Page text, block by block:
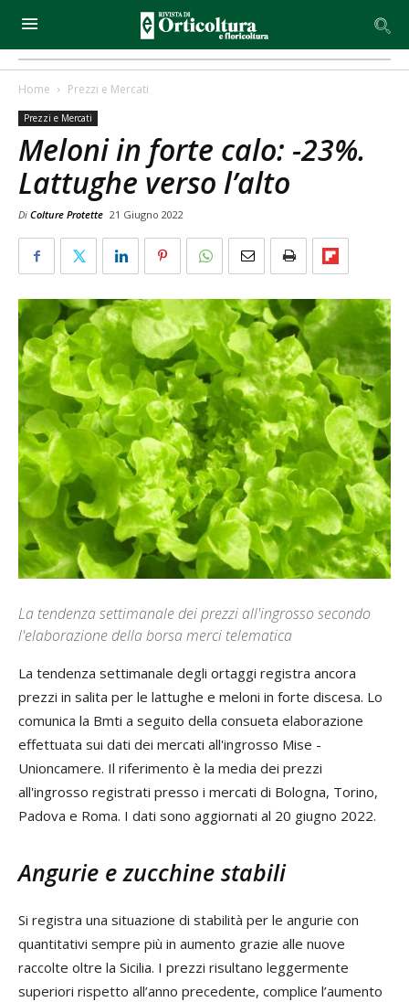
Home Prezzi e Mercati
Prezzi e Mercati
Meloni in forte calo: -23%.
Lattughe verso l’alto
Di Colture Protette 21 Giugno 2022
La tendenza settimanale dei prezzi all'ingrosso secondo
l'elaborazione della borsa merci telematica
La tendenza settimanale degli ortaggi registra ancora
prezzi in salita per le lattughe e meloni in forte discesa. Lo
comunica la Bmti a seguito della consueta elaborazione
effettuata sui dati dei mercati all'ingrosso Mise -
Unioncamere. Il riferimento è la media dei prezzi
all'ingrosso registrati presso i mercati di Bologna, Torino,
Padova e Roma. I dati sono aggiornati al 20 giugno 2022.
Angurie e zucchine stabili
Si registra una situazione di stabilità per le angurie con
quantitativi sempre più in aumento grazie alle nuove
raccolte oltre la Sicilia. I prezzi risultano leggermente
superiori rispetto all’anno precedente, complice l’aumento